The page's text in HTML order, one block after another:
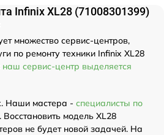
Infinix XL28 (71008301399)
множество сервис-центров,
по ремонту техники Infinix XL28
наш сервис-центр выделяется
Наши мастера - специалисты по
. Восстановить модель XL28
не будет новой задачей. На